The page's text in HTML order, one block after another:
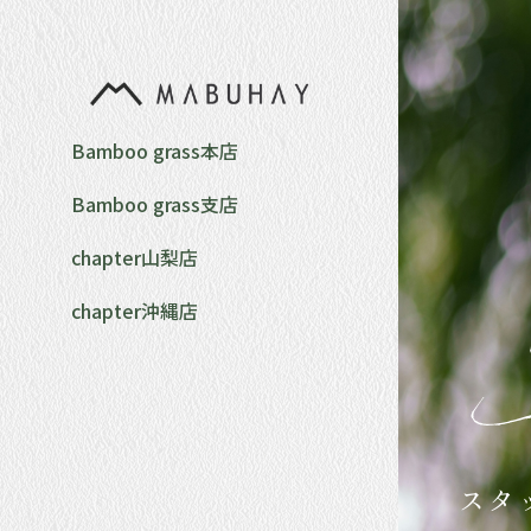
Bamboo grass本店
Bamboo grass支店
chapter山梨店
chapter沖縄店
スタ